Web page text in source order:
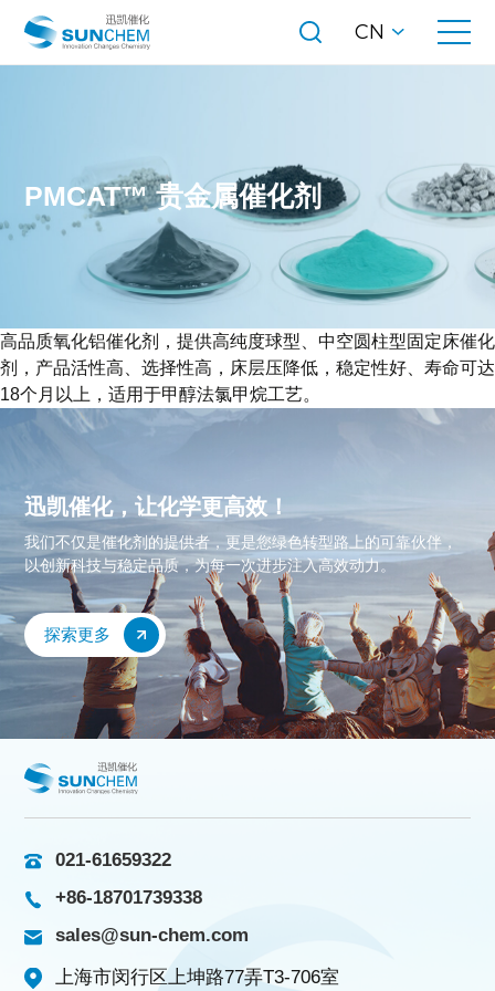
CN
PMCAT™ 贵金属催化剂
高品质氧化铝催化剂，提供高纯度球型、中空圆柱型固定床催化
剂，产品活性高、选择性高，床层压降低，稳定性好、寿命可达
18个月以上，适用于甲醇法氯甲烷工艺。
迅凯催化，让化学更高效！
我们不仅是催化剂的提供者，更是您绿色转型路上的可靠伙伴，
以创新科技与稳定品质，为每一次进步注入高效动力。
探索更多
021-61659322
+86-18701739338
sales@sun-chem.com
上海市闵行区上坤路77弄T3-706室